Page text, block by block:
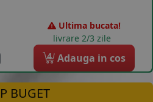
Ultima bucata!
livrare 2/3 zile
4 Adauga in cos
BUGET